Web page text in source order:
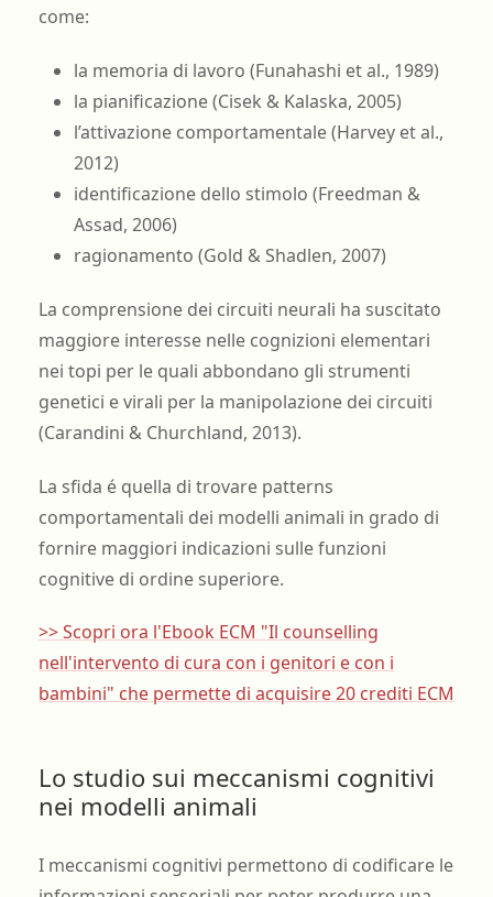
come:
la memoria di lavoro (Funahashi et al., 1989)
la pianificazione (Cisek & Kalaska, 2005)
l’attivazione comportamentale (Harvey et al.,
2012)
identificazione dello stimolo (Freedman &
Assad, 2006)
ragionamento (Gold & Shadlen, 2007)
La comprensione dei circuiti neurali ha suscitato
maggiore interesse nelle cognizioni elementari
nei topi per le quali abbondano gli strumenti
genetici e virali per la manipolazione dei circuiti
(Carandini & Churchland, 2013).
La sfida é quella di trovare patterns
comportamentali dei modelli animali in grado di
fornire maggiori indicazioni sulle funzioni
cognitive di ordine superiore.
>> Scopri ora l'Ebook ECM "Il counselling
nell'intervento di cura con i genitori e con i
bambini" che permette di acquisire 20 crediti ECM
Lo studio sui meccanismi cognitivi
nei modelli animali
I meccanismi cognitivi permettono di codificare le